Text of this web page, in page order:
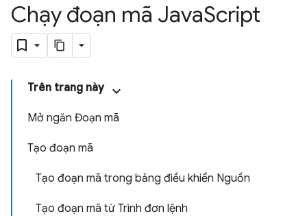
Chạy đoạn mã JavaScript
Trên trang này
Mở ngăn Đoạn mã
Tạo đoạn mã
Tạo đoạn mã trong bảng điều khiển Nguồn
Tạo đoạn mã từ Trình đơn lệnh